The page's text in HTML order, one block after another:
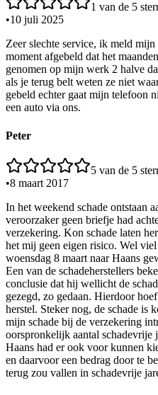
1 van de 5
•10 juli 2025
Zeer slechte service, ik meld
moment afgebeld dat het
genomen op mijn werk 2 halve
als je terug belt weten ze niet
gebeld echter gaat mijn telefoon
een auto via ons.
Peter
5 van de 5
•8 maart 2017
In het weekend schade ontstaan
veroorzaker geen briefje had
verzekering. Kon schade laten
het mij geen eigen risico. Wel
woensdag 8 maart naar Haans
Een van de schadeherstellers
conclusie dat hij wellicht de
gezegd, zo gedaan. Hierdoor
herstel. Steker nog, de schade is
mijn schade bij de verzekering
oorspronkelijk aantal
Haans had er ook voor kunnen
en daarvoor een bedrag door te
terug zou vallen in schadevrije